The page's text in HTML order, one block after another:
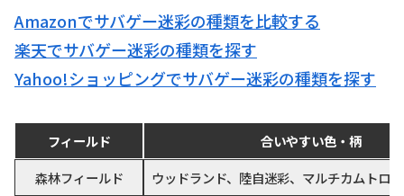
Amazonでサバゲー迷彩の種類を比較する
楽天でサバゲー迷彩の種類を探す
Yahoo!ショッピングでサバゲー迷彩の種類を探す
フィールド
合いやすい色・柄
森林フィールド
ウッドランド、陸自迷彩、マルチカムトロ